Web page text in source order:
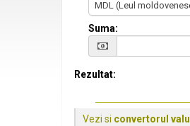
MDL (Leul
Suma:
Rezultat:
Vezi si convertorul